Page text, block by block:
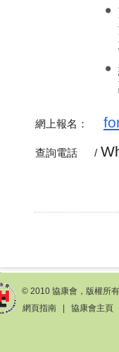
網上報名：
查詢電話 /
© 2010 協康會，版權所
網頁指南
協康會主頁